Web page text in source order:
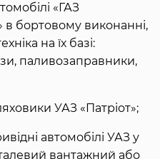
«ГАЗ
в бортовому виконанні,
на їх базі:
паливозаправники,
УАЗ «Патріот»;
автомобілі УАЗ у
вантажний або